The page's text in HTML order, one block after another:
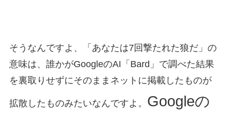
そうなんですよ、「あなたは7回撃たれた狼だ」の
意味は、誰かがGoogleのAI「Bard」で調べた結果
を裏取りせずにそのままネットに掲載したものが
拡散したものみたいなんですよ。 Googleの